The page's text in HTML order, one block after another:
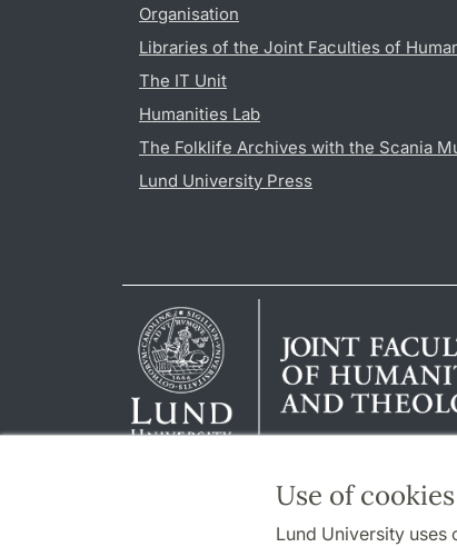
Use of cookies
Lund University
Organisation
Libraries of the Joint Faculties of
The IT Unit
Humanities Lab
The Folklife Archives with the Scania
Lund University Press